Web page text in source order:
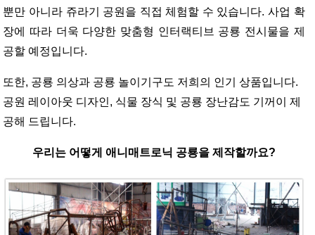
뿐만 아니라 쥬라기 공원을 직접 체험할 수 있습니다. 사업 확
장에 따라 더욱 다양한 맞춤형 인터랙티브 공룡 전시물을 제
공할 예정입니다.
또한, 공룡 의상과 공룡 놀이기구도 저희의 인기 상품입니다.
공원 레이아웃 디자인, 식물 장식 및 공룡 장난감도 기꺼이 제
공해 드립니다.
우리는 어떻게 애니매트로닉 공룡을 제작할까요?